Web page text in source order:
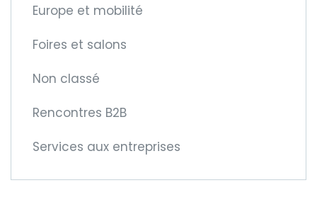
Europe et mobilité
Foires et salons
Non classé
Rencontres B2B
Services aux entreprises